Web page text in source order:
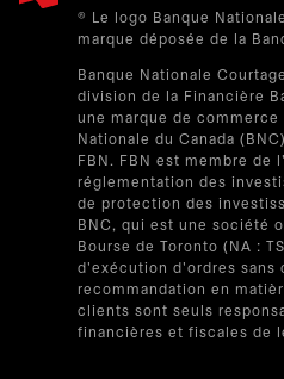
® Le logo Banque
marque déposée de la
Banque Nationale
division de la Financière
une marque de commerce
Nationale du Canada
FBN. FBN est membre de
réglementation des
de protection des
BNC, qui est une société
Bourse de Toronto (NA :
d'exécution d'ordres sans
recommandation en
clients sont seuls
financières et fiscales de